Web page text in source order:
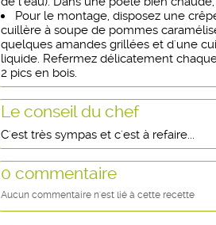
Pour le montage, disposez une
cuillère à soupe de pommes
quelques amandes grillées et d'une
liquide. Refermez délicatement
2 pics en bois.
Le conseil du chef
C'est très sympas et c'est à refaire...
0 commentaire
Aucun commentaire n'est lié à cette recette